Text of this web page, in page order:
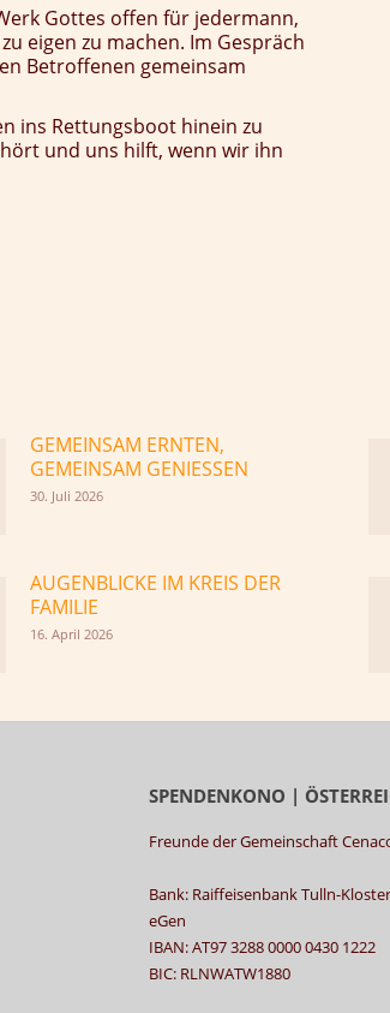
Gottes offen für jedermann,
eigen zu machen. Im Gespräch
Betroffenen gemeinsam
ins Rettungsboot hinein zu
und uns hilft, wenn wir ihn
GEMEINSAM ERNTEN,
GEMEINSAM GENIESSEN
30. Juli 2026
AUGENBLICKE IM KREIS DER
FAMILIE
16. April 2026
SPENDENKONO |
Freunde der Gemeinschaft
Bank: Raiffeisenbank Tulln-
eGen
IBAN: AT97 3288 0000 0430 1222
BIC: RLNWATW1880